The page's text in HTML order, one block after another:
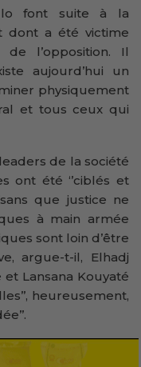
font suite à la
dont a été victime
de l’opposition. Il
aujourd’hui un
physiquement
et tous ceux qui
de la société
ont été ‘’ciblés et
que justice ne
à main armée
sont loin d’être
argue-t-il, Elhadj
Lansana Kouyaté
heureusement,